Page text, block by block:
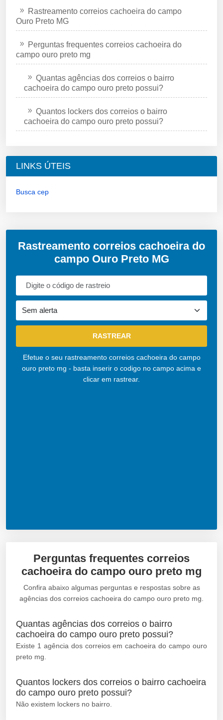
Rastreamento correios cachoeira do campo
Ouro Preto MG
Perguntas frequentes correios cachoeira do
campo ouro preto mg
Quantas agências dos correios o bairro
cachoeira do campo ouro preto possui?
Quantos lockers dos correios o bairro
cachoeira do campo ouro preto possui?
LINKS ÚTEIS
Busca cep
Rastreamento correios cachoeira do
campo Ouro Preto MG
Efetue o seu rastreamento correios cachoeira do campo
ouro preto mg - basta inserir o codigo no campo acima e
clicar em rastrear.
Perguntas frequentes correios
cachoeira do campo ouro preto mg
Confira abaixo algumas perguntas e respostas sobre as
agências dos correios cachoeira do campo ouro preto mg.
Quantas agências dos correios o bairro
cachoeira do campo ouro preto possui?
Existe 1 agência dos correios em cachoeira do campo ouro
preto mg.
Quantos lockers dos correios o bairro cachoeira
do campo ouro preto possui?
Não existem lockers no bairro.